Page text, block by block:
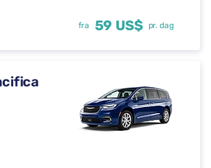
fra 59 US$ pr. dag